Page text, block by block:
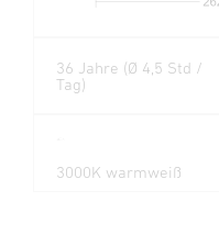
36 Jahre (Ø 4,5 Std /
Tag)
3000K warmweiß